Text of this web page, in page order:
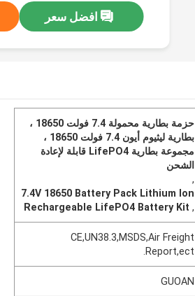
افضل سعر
حزمة بطارية محمولة 7.4 فولت 18650 ،
بطارية ليثيوم أيون 7.4 فولت 18650 ،
مجموعة بطارية LifePO4 قابلة لإعادة
الشحن
,
7.4V 18650 Battery Pack Lithium Ion
,
Rechargeable LifePO4 Battery Kit
CE,UN38.3,MSDS,Air Freight
Report,ect.
GUOAN